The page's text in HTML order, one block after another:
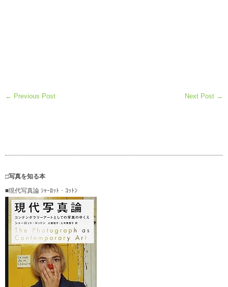
← Previous Post Next Post →
□写真を知る本
■現代写真論 ｼｬｰﾛｯﾄ・ｺｯﾄﾝ